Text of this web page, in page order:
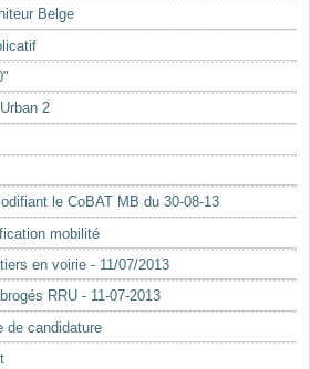
Belge
2
le CoBAT MB du 30-08-13
mobilité
en voirie - 11/07/2013
RRU - 11-07-2013
de candidature